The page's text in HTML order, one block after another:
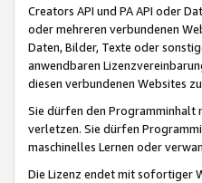
Creators API und PA API oder
oder mehreren verbundenen
Daten, Bilder, Texte oder
anwendbaren
diesen verbundenen Websites
Sie dürfen den Programminhalt
verletzen. Sie dürfen
maschinelles Lernen oder
Die Lizenz endet mit sofortiger